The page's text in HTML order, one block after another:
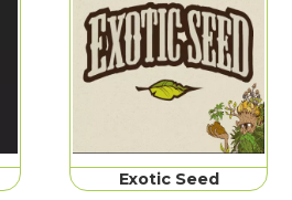
Exotic Seed